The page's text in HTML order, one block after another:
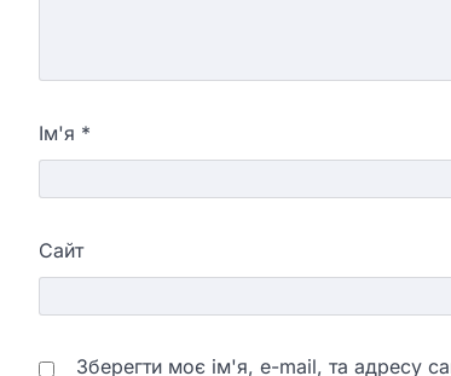
Ім'я *
Сайт
Зберегти моє ім'я, e-mail, та адресу